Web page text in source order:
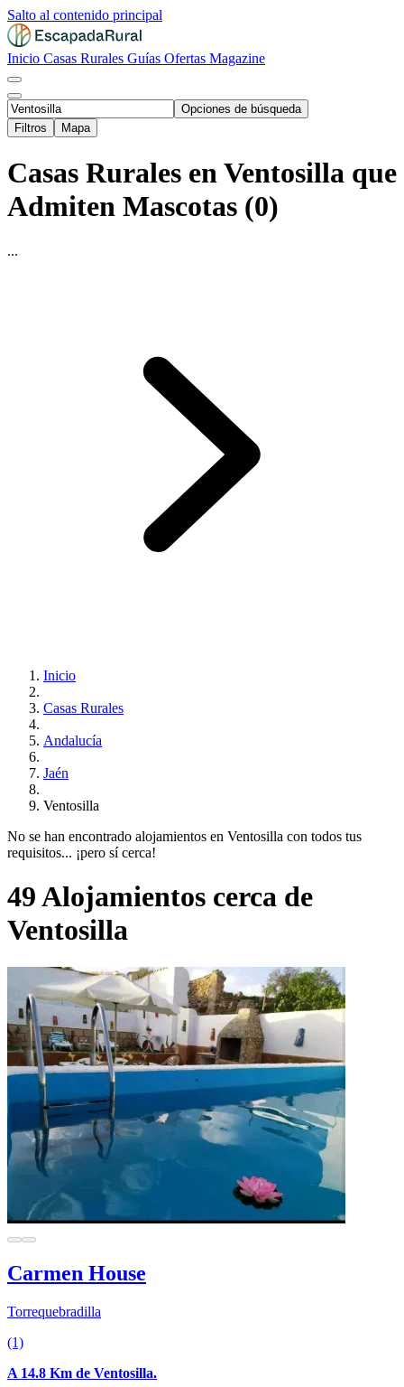
Salto al contenido principal
Inicio Casas Rurales Guías Ofertas Magazine
Opciones de búsqueda
Filtros
Mapa
Casas Rurales en Ventosilla que
Admiten Mascotas (0)
...
Inicio
Casas Rurales
Andalucía
Jaén
Ventosilla
No se han encontrado alojamientos en Ventosilla con todos tus
requisitos... ¡pero sí cerca!
49 Alojamientos cerca de
Ventosilla
Carmen House
Torrequebradilla
(1)
A 14.8 Km de Ventosilla.